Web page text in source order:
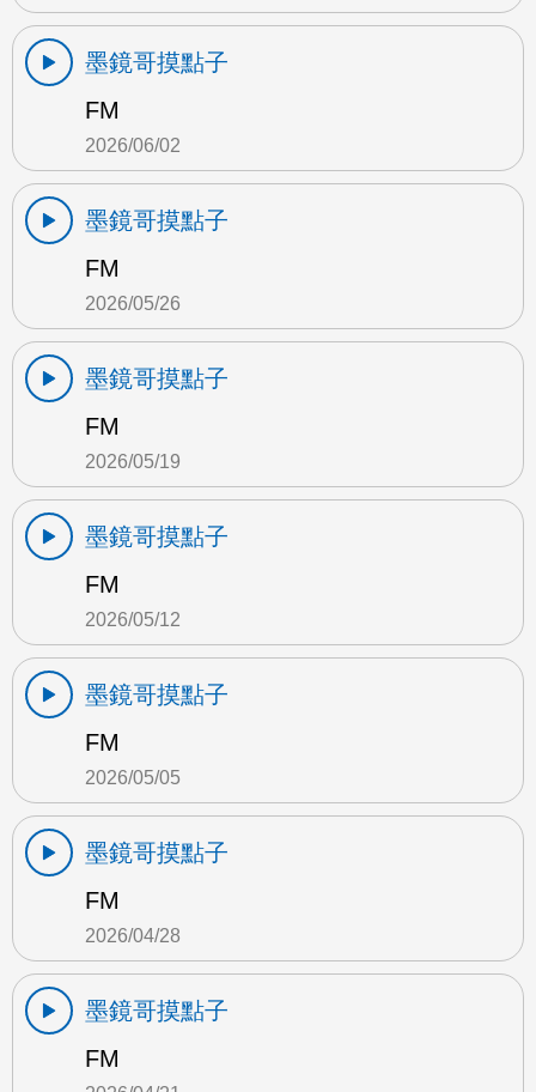
墨鏡哥摸點子
FM
2026/06/02
墨鏡哥摸點子
FM
2026/05/26
墨鏡哥摸點子
FM
2026/05/19
墨鏡哥摸點子
FM
2026/05/12
墨鏡哥摸點子
FM
2026/05/05
墨鏡哥摸點子
FM
2026/04/28
墨鏡哥摸點子
FM